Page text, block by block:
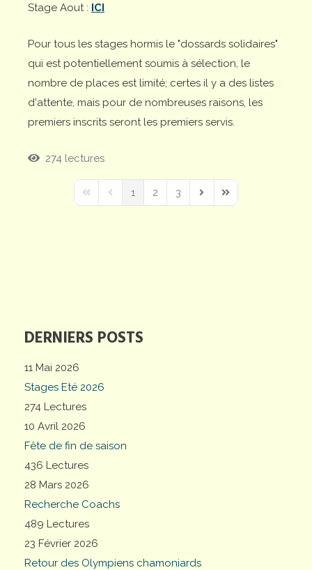
DERNIERS POSTS
11 Mai 2026
Stages Eté 2026
274 Lectures
10 Avril 2026
Fête de fin de saison
436 Lectures
28 Mars 2026
Recherche Coachs
489 Lectures
23 Février 2026
Retour des Olympiens chamoniards
Stage Aout : ICI
Pour tous les stages hormis le "dossards solidaires"
qui est potentiellement soumis à sélection, le
nombre de places est limité; certes il y a des listes
d'attente, mais pour de nombreuses raisons, les
premiers inscrits seront les premiers servis.
274 lectures
First PagePrevious Page
1 2 3
Next PageLast Page